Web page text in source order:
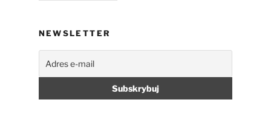
NEWSLETTER